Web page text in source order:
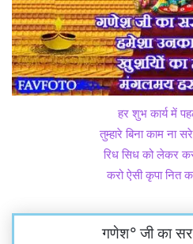
हर शुभ कार्य में
तुम्हारे बिना काम ना
रिध सिध को लेकर
करो ऐसी कृपा नित
गणेश°जी का सर